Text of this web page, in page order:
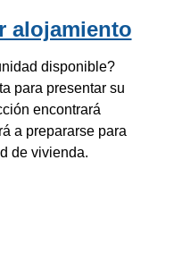
alojamiento
disponible?
para presentar su
encontrará
a prepararse para
de vivienda.